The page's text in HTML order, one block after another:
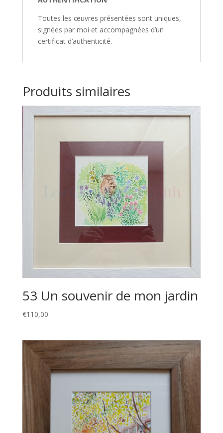
Toutes les œuvres présentées sont uniques,
signées par moi et accompagnées d’un
certificat d’authenticité.
Produits similaires
53 Un souvenir de mon jardin
€110,00